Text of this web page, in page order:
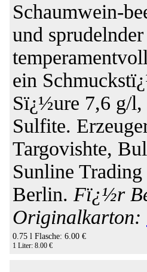
Schaumwein-
und
ein
Sï¿½ure 7,6 g/
Sulfite.
Targovishte,
Sunline
Berlin. Fï¿½r
Originalkarton:
0.75 l Flasche: 6.00 €
1 Liter: 8.00 €